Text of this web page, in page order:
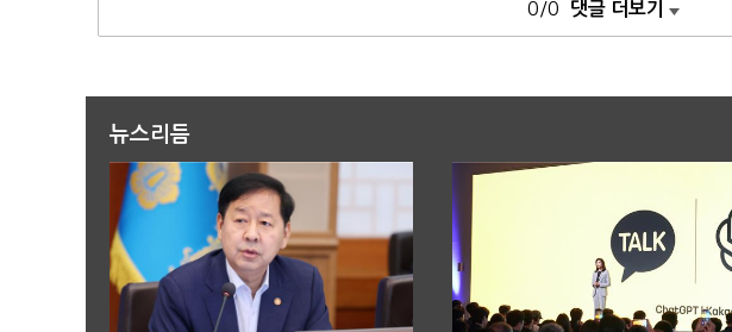
0/0 댓글 더보기
뉴스리듬